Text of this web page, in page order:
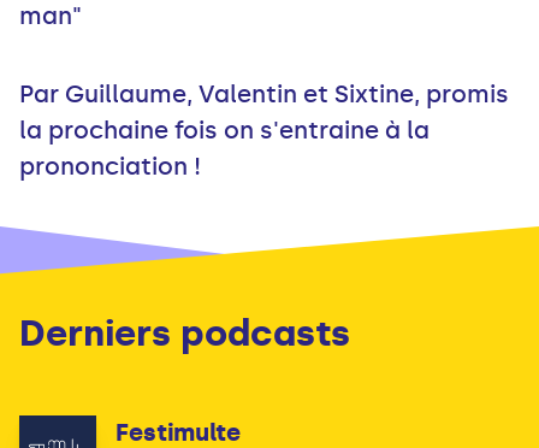
man"
Par Guillaume, Valentin et Sixtine, promis
la prochaine fois on s'entraine à la
prononciation !
Derniers podcasts
Festimulte